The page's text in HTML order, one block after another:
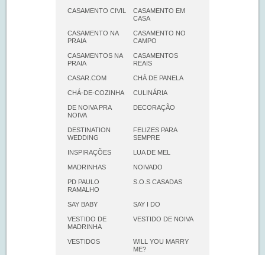
CASAMENTO CIVIL
CASAMENTO EM
CASA
CASAMENTO NA
PRAIA
CASAMENTO NO
CAMPO
CASAMENTOS NA
PRAIA
CASAMENTOS
REAIS
CASAR.COM CHÁ DE PANELA
CHÁ-DE-COZINHA CULINÁRIA
DE NOIVA PRA
NOIVA
DECORAÇÃO
DESTINATION
WEDDING
FELIZES PARA
SEMPRE
INSPIRAÇÕES LUA DE MEL
MADRINHAS NOIVADO
PD PAULO
RAMALHO
S.O.S CASADAS
SAY BABY SAY I DO
VESTIDO DE
MADRINHA
VESTIDO DE NOIVA
VESTIDOS
WILL YOU MARRY
ME?